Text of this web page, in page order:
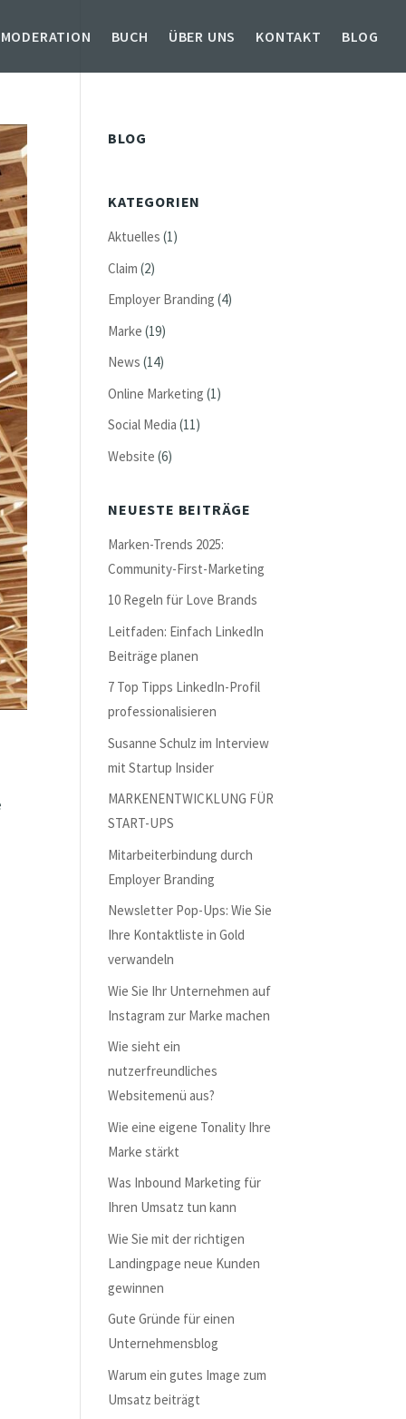
BUCH ÜBER UNS KONTAKT BLOG
BLOG
KATEGORIEN
Aktuelles (1)
Claim (2)
Employer Branding (4)
Marke (19)
News (14)
Online Marketing (1)
Social Media (11)
Website (6)
NEUESTE BEITRÄGE
Marken-Trends 2025:
Community-First-Marketing
10 Regeln für Love Brands
Leitfaden: Einfach LinkedIn
Beiträge planen
7 Top Tipps LinkedIn-Profil
professionalisieren
Susanne Schulz im Interview
mit Startup Insider
MARKENENTWICKLUNG FÜR
START-UPS
Mitarbeiterbindung durch
Employer Branding
Newsletter Pop-Ups: Wie Sie
Ihre Kontaktliste in Gold
verwandeln
Wie Sie Ihr Unternehmen auf
Instagram zur Marke machen
Wie sieht ein
nutzerfreundliches
Websitemenü aus?
Wie eine eigene Tonality Ihre
Marke stärkt
Was Inbound Marketing für
Ihren Umsatz tun kann
Wie Sie mit der richtigen
Landingpage neue Kunden
gewinnen
Gute Gründe für einen
Unternehmensblog
Warum ein gutes Image zum
Umsatz beiträgt